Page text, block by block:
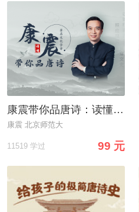
康震带你品唐诗：读懂唐诗，读懂诗人
康震 北京师范大
11519 学过 99 元